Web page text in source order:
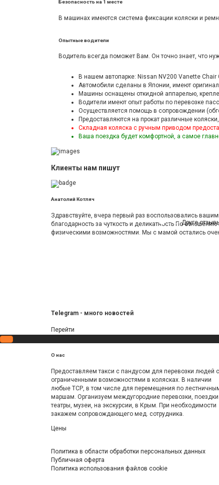
Безопасность на 1 месте
В машинах имеются система фиксации коляски и
Опытные водители
Водитель всегда поможет Вам. Он точно знает, что
В нашем автопарке: Nissan NV200 Vanette Chair
Автомобили сделаны в Японии, имеют
Машины оснащены откидной аппарелью,
Водители имеют опыт работы по перевозке
Осуществляется помощь в сопровождении
Предоставляются на прокат различные
Складная коляска с ручным приводом
Ваша поездка будет комфортной, а самое
Клиенты нам пишут
Друге
Анатолий Котляч
Здравствуйте, вчера первый раз воспользовались
благодарность за чуткость и деликатность По
физическими возможностями. Мы с мамой остались
Telegram - много новостей
Перейти
О нас
Предоставляем такси с пандусом для перевозки людей с
ограниченными возможностями в колясках. В наличии
любые ТСР, в том числе для перемещения по
маршам. Организуем междугородние перевозки, поездки
театры, музеи, на экскурсии, в Крым. При необходимости
закажем сопровождающего мед. сотрудника.
Цены
Политика в области обработки персональных данных
Публичная оферта
Политика использования файлов cookie